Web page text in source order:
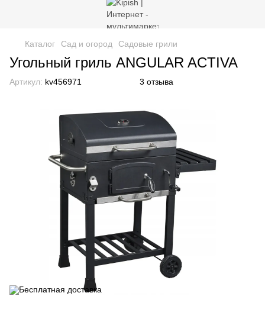
Каталог Сад и огород Cадовые грили
Угольный гриль ANGULAR ACTIVA
Артикул: kv456971 3 отзыва